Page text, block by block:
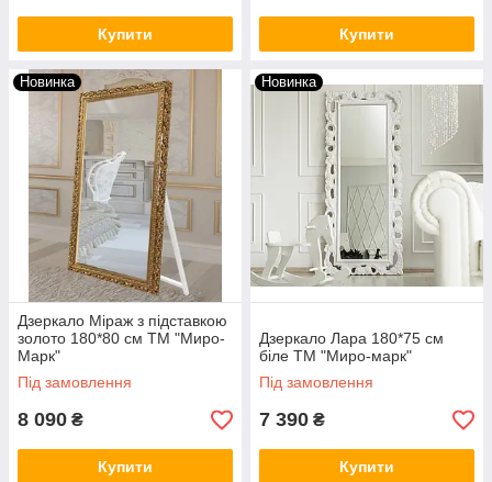
Купити Купити
Новинка
Дзеркало Міраж з підставкою
золото 180*80 см ТМ "Миро-
Марк"
Під замовлення
8 090 ₴
Купити
Новинка
Дзеркало Лара 180*75 см
біле ТМ "Миро-марк"
Під замовлення
7 390 ₴
Купити